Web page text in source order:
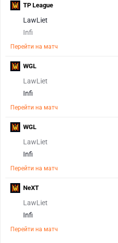
LawLiet
Infi
Перейти на матч
TP League
LawLiet
Infi
Перейти на матч
WGL
LawLiet
Infi
Перейти на матч
WGL
LawLiet
Infi
Перейти на матч
NeXT